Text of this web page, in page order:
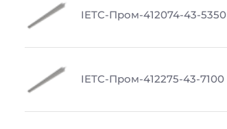
IETC-Пром-412074-43-
IETC-Пром-412275-43-